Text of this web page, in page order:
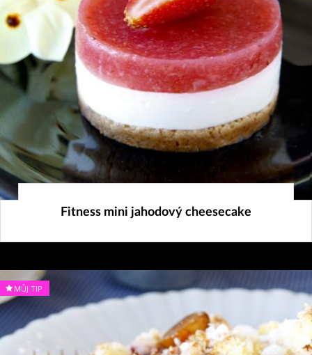
18. 4. 2026
Fitness mini jahodový cheesecake
MŮJ TIP